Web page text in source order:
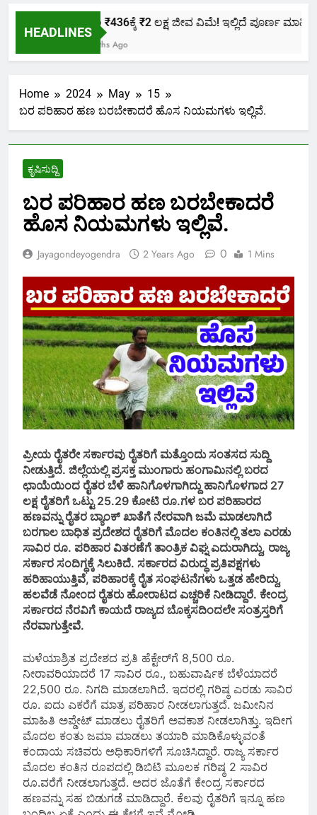
HEADLINES
ಕೇವಲ ₹436ಕ್ಕೆ ₹2 ಲಕ್ಷ ಜೀವ ವಿಮೆ! ಇಲ್ಲಿದೆ ಪೂರ್ಣ ಮಾಹಿತಿ.
2 Months Ago
Home 2024 May
15
ಬರ ಪರಿಹಾರ ಹಣ ಬರಬೇಕಾದರೆ ಹೊಸ ನಿಯಮಗಳು ಇಲ್ಲಿವೆ.
ಕೃಷಿಸುದ್ದಿ
ಬರ ಪರಿಹಾರ ಹಣ ಬರಬೇಕಾದರೆ
ಹೊಸ ನಿಯಮಗಳು ಇಲ್ಲಿವೆ.
Jayagondeyogendra 2 Years Ago 0 1 Mins
ಪ್ರೀಯ ರೈತರೇ ಸರ್ಕಾರವು ರೈತರಿಗೆ ಮತ್ತೊಂದು ಸಂತಸದ ಸುದ್ದಿ
ನೀಡುತ್ತಿದೆ. ಜಿಲ್ಲೆಯಲ್ಲಿ ಪ್ರಸಕ್ತ ಮುಂಗಾರು ಹಂಗಾಮಿನಲ್ಲಿ ಬರದ
ಛಾಯೆಯಿಂದ ರೈತರ ಬೆಳೆ ಹಾನಿಗೊಳಗಾಗಿದ್ದು ಹಾನಿಗೊಳಗಾದ 27
ಲಕ್ಷ ರೈತರಿಗೆ ಒಟ್ಟು 25.29 ಕೋಟಿ ರೂ.ಗಳ ಬರ ಪರಿಹಾರದ
ಹಣವನ್ನು ರೈತರ ಬ್ಯಾಂಕ್ ಖಾತೆಗೆ ನೇರವಾಗಿ ಜಮೆ ಮಾಡಲಾಗಿದೆ
ಬರಗಾಲ ಬಾಧಿತ ಪ್ರದೇಶದ ರೈತರಿಗೆ ಮೊದಲ ಕಂತಿನಲ್ಲಿ ತಲಾ ಎರಡು
ಸಾವಿರ ರೂ. ಪರಿಹಾರ ವಿತರಣೆಗೆ ತಾಂತ್ರಿಕ ವಿಘ್ನ ಎದುರಾಗಿದ್ದು, ರಾಜ್ಯ
ಸರ್ಕಾರ ಸಂದಿಗ್ಧಕ್ಕೆ ಸಿಲುಕಿದೆ. ಸರ್ಕಾರದ ವಿರುದ್ಧ ಪ್ರತಿಪಕ್ಷಗಳು
ಹರಿಹಾಯುತ್ತಿವೆ, ಪರಿಹಾರಕ್ಕೆ ರೈತ ಸಂಘಟನೆಗಳು ಒತ್ತಡ ಹೇರಿದ್ದು,
ಹಲವೆಡೆ ನೋಂದ ರೈತರು ಹೋರಾಟದ ಎಚ್ಚರಿಕೆ ನೀಡಿದ್ದಾರೆ. ಕೇಂದ್ರ
ಸರ್ಕಾರದ ನೆರವಿಗೆ ಕಾಯದೆ ರಾಜ್ಯದ ಬೊಕ್ಕಸದಿಂದಲೇ ಸಂತ್ರಸ್ತರಿಗೆ
ನೆರವಾಗುತ್ತೇವೆ.
ಮಳೆಯಾಶ್ರಿತ ಪ್ರದೇಶದ ಪ್ರತಿ ಹೆಕ್ಟೇರ್‌ಗೆ 8,500 ರೂ.
ನೀರಾವರಿಯಾದರೆ 17 ಸಾವಿರ ರೂ., ಬಹುವಾರ್ಷಿಕ ಬೆಳೆಯಾದರೆ
22,500 ರೂ. ನಿಗದಿ ಮಾಡಲಾಗಿದೆ. ಇದರಲ್ಲಿ ಗರಿಷ್ಠ ಎರಡು ಸಾವಿರ
ರೂ. ಐದು ಎಕರೆಗೆ ಮಾತ್ರ ಪರಿಹಾರ ನೀಡಲಾಗುತ್ತದೆ. ಜಮೀನಿನ
ಮಾಹಿತಿ ಅಪ್ಡೇಟ್ ಮಾಡಲು ರೈತರಿಗೆ ಅವಕಾಶ ನೀಡಲಾಗಿತ್ತು. ಇದೀಗ
ಮೊದಲ ಕಂತು ಜಮಾ ಮಾಡಲು ತಯಾರಿ ಮಾಡಿಕೊಳ್ಳುವಂತೆ
ಕಂದಾಯ ಸಚಿವರು ಅಧಿಕಾರಿಗಳಿಗೆ ಸೂಚಿಸಿದ್ದಾರೆ. ರಾಜ್ಯ ಸರ್ಕಾರ
ಮೊದಲ ಕಂತಿನ ರೂಪದಲ್ಲಿ ಡಿಬಿಟಿ ಮೂಲಕ ಗರಿಷ್ಠ 2 ಸಾವಿರ
ರೂ.ವರೆಗೆ ನೀಡಲಾಗುತ್ತದೆ. ಅದರ ಜೊತೆಗೆ ಕೇಂದ್ರ ಸರ್ಕಾರದ
ಹಣವನ್ನು ಸಹ ಬಿಡುಗಡೆ ಮಾಡಿದ್ದಾರೆ. ಕೆಲವು ರೈತರಿಗೆ ಇನ್ನೂ ಹಣ